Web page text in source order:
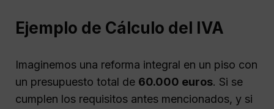
Ejemplo de Cálculo del IVA
Imaginemos una reforma integral en un piso con
un presupuesto total de 60.000 euros. Si se
cumplen los requisitos antes mencionados, y si